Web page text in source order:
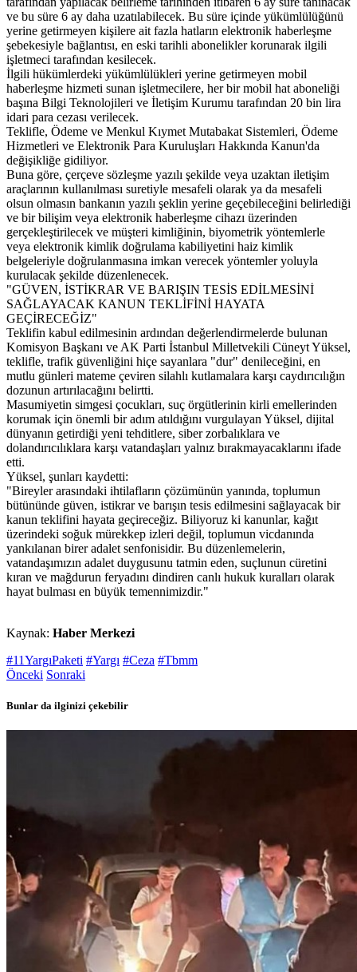
ve bu süre 6 ay daha uzatılabilecek. Bu süre içinde yükümlülüğünü
yerine getirmeyen kişilere ait fazla hatların elektronik haberleşme
şebekesiyle bağlantısı, en eski tarihli abonelikler korunarak ilgili
işletmeci tarafından kesilecek.
İlgili hükümlerdeki yükümlülükleri yerine getirmeyen mobil
haberleşme hizmeti sunan işletmecilere, her bir mobil hat aboneliği
başına Bilgi Teknolojileri ve İletişim Kurumu tarafından 20 bin lira
idari para cezası verilecek.
Teklifle, Ödeme ve Menkul Kıymet Mutabakat Sistemleri, Ödeme
Hizmetleri ve Elektronik Para Kuruluşları Hakkında Kanun'da
değişikliğe gidiliyor.
Buna göre, çerçeve sözleşme yazılı şekilde veya uzaktan iletişim
araçlarının kullanılması suretiyle mesafeli olarak ya da mesafeli
olsun olmasın bankanın yazılı şeklin yerine geçebileceğini belirlediği
ve bir bilişim veya elektronik haberleşme cihazı üzerinden
gerçekleştirilecek ve müşteri kimliğinin, biyometrik yöntemlerle
veya elektronik kimlik doğrulama kabiliyetini haiz kimlik
belgeleriyle doğrulanmasına imkan verecek yöntemler yoluyla
kurulacak şekilde düzenlenecek.
"GÜVEN, İSTİKRAR VE BARIŞIN TESİS EDİLMESİNİ
SAĞLAYACAK KANUN TEKLİFİNİ HAYATA
GEÇİRECEĞİZ"
Teklifin kabul edilmesinin ardından değerlendirmelerde bulunan
Komisyon Başkanı ve AK Parti İstanbul Milletvekili Cüneyt Yüksel,
teklifle, trafik güvenliğini hiçe sayanlara "dur" denileceğini, en
mutlu günleri mateme çeviren silahlı kutlamalara karşı caydırıcılığın
dozunun artırılacağını belirtti.
Masumiyetin simgesi çocukları, suç örgütlerinin kirli emellerinden
korumak için önemli bir adım atıldığını vurgulayan Yüksel, dijital
dünyanın getirdiği yeni tehditlere, siber zorbalıklara ve
dolandırıcılıklara karşı vatandaşları yalnız bırakmayacaklarını ifade
etti.
Yüksel, şunları kaydetti:
"Bireyler arasındaki ihtilafların çözümünün yanında, toplumun
bütününde güven, istikrar ve barışın tesis edilmesini sağlayacak bir
kanun teklifini hayata geçireceğiz. Biliyoruz ki kanunlar, kağıt
üzerindeki soğuk mürekkep izleri değil, toplumun vicdanında
yankılanan birer adalet senfonisidir. Bu düzenlemelerin,
vatandaşımızın adalet duygusunu tatmin eden, suçlunun cüretini
kıran ve mağdurun feryadını dindiren canlı hukuk kuralları olarak
hayat bulması en büyük temennimizdir."
Kaynak: Haber Merkezi
#11YargıPaketi #Yargı #Ceza #Tbmm
Önceki Sonraki
Bunlar da ilginizi çekebilir